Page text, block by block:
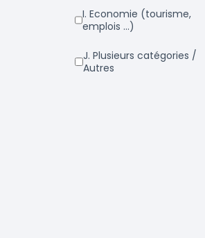
i. Economie (tourisme,
emplois ...)
j. Plusieurs catégories /
Autres